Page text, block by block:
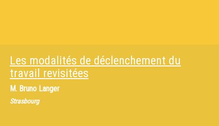
Les modalités de déclenchement du
travail revisitées
M. Bruno Langer
Strasbourg